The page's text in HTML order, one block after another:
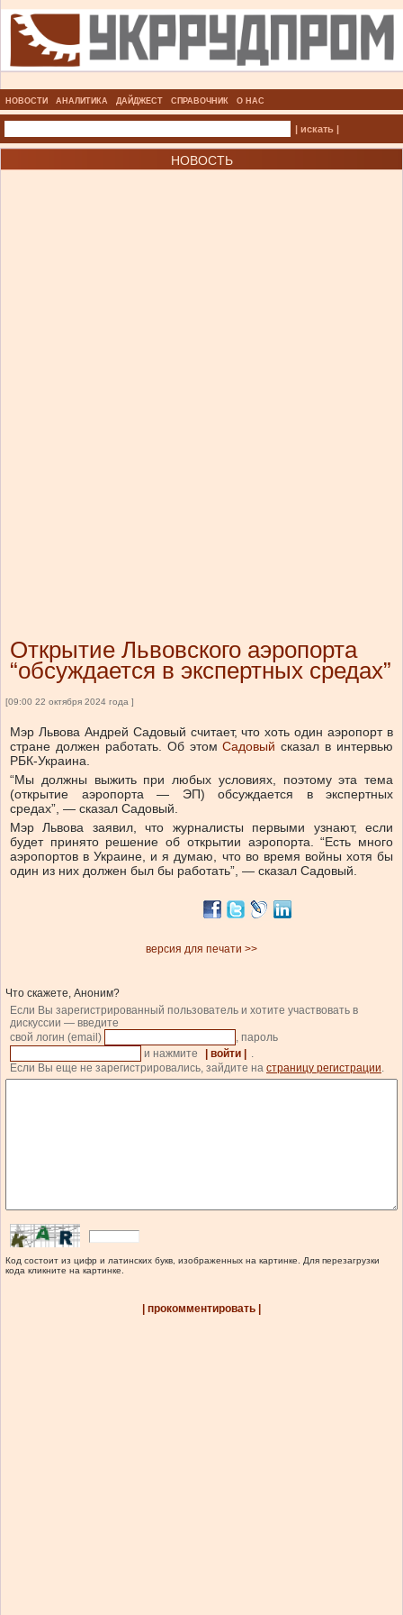
НОВОСТИ АНАЛИТИКА ДАЙДЖЕСТ СПРАВОЧНИК О НАС
| искать |
НОВОСТЬ
Открытие Львовского аэропорта
“обсуждается в экспертных средах”
[09:00 22 октября 2024 года ]
Мэр Львова Андрей Садовый считает, что хоть один аэропорт в
стране должен работать. Об этомСадовый сказал в интервью
РБК-Украина.
“Мы должны выжить при любых условиях, поэтому эта тема
(открытие аэропорта — ЭП) обсуждается в экспертных
средах”, — сказал Садовый.
Мэр Львова заявил, что журналисты первыми узнают, если
будет принято решение об открытии аэропорта. “Есть много
аэропортов в Украине, и я думаю, что во время войны хотя бы
один из них должен был бы работать”, — сказал Садовый.
версия для печати >>
Что скажете, Аноним?
Если Вы зарегистрированный пользователь и хотите участвовать в
дискуссии — введите
свой логин (email)
, пароль
и нажмите
| войти |
.
Если Вы еще не зарегистрировались, зайдите на страницу регистрации.
Код состоит из цифр и латинских букв, изображенных на картинке. Для перезагрузки
кода кликните на картинке.
| прокомментировать |